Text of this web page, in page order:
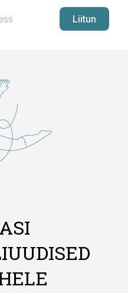
Liitun